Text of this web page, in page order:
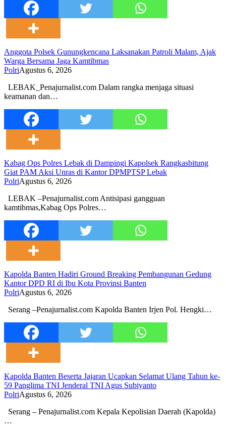
Anggota Polsek Gunungkencana Laksanakan Patroli Malam, Ajak
Warga Bersama Jaga Kamtibmas
PolriAgustus 6, 2026
LEBAK_Penajurnalist.com Dalam rangka menjaga situasi
keamanan dan…
Kabag Ops Polres Lebak di Dampingi Kapolsek Rangkasbitung
Giat PAM Aksi Unras di Kantor DPMPTSP Lebak
PolriAgustus 6, 2026
LEBAK –Penajurnalist.com Antisipasi gangguan
kamtibmas,Kabag Ops Polres…
Kapolda Banten Hadiri Ground Breaking Pembangunan Gedung
Kantor DPD RI di Ibu Kota Provinsi Banten
PolriAgustus 6, 2026
Serang –Penajurnalist.com Kapolda Banten Irjen Pol. Hengki…
Kapolda Banten Beserta Jajaran Ucapkan Selamat Ulang Tahun ke-
59 Panglima TNI Jenderal TNI Agus Subiyanto
PolriAgustus 6, 2026
Serang – Penajurnalist.com Kepala Kepolisian Daerah (Kapolda)
…